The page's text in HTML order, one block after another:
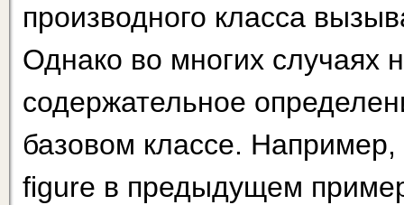
производного класса
Однако во многих случаях
содержательное
базовом классе. Например,
figure в предыдущем